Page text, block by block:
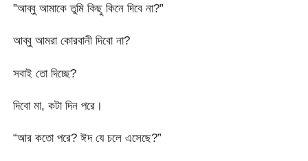
”আব্বু আমাকে তুমি কিছু কিনে দিবে না?”
আব্বু আমরা কোরবানী দিবো না?
সবাই তো দিচ্ছে?
দিবো মা, কটা দিন পরে।
“আর কতো পরে? ঈদ যে চলে এসেছে?”